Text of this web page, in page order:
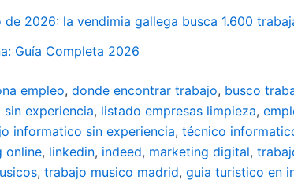
2026: la vendimia gallega busca 1.600
Guía Completa 2026
empleo, donde encontrar trabajo, busco
experiencia, listado empresas limpieza,
informatico sin experiencia, técnico
online, linkedin, indeed, marketing digital,
, trabajo musico madrid, guia turistico en